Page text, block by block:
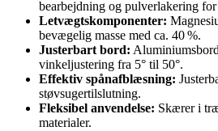
bearbejdning og pulverlakering
Letvægtskomponenter:
bevægelig masse med ca. 40 %.
Justerbart bord:
vinkeljustering fra 5° til 50°.
Effektiv spånafblæsning:
støvsugertilslutning.
Fleksibel anvendelse: Skærer i
materialer.